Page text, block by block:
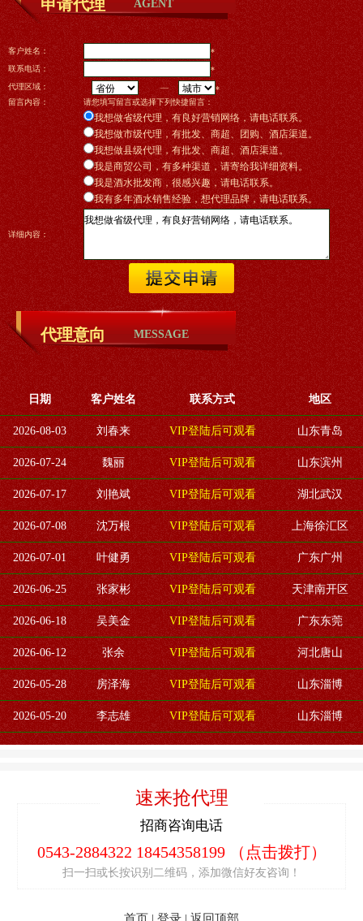
申请代理 AGENT
客户姓名：
*
联系电话：
*
代理区域：
—
*
留言内容：
请您填写留言或选择下列快捷留言：
我想做省级代理，有良好营销网络，请电话联系。
我想做市级代理，有批发、商超、团购、酒店渠道。
我想做县级代理，有批发、商超、酒店渠道。
我是商贸公司，有多种渠道，请寄给我详细资料。
我是酒水批发商，很感兴趣，请电话联系。
我有多年酒水销售经验，想代理品牌，请电话联系。
详细内容：
代理意向 MESSAGE
日期 客户姓名 联系方式 地区
2026-08-03 刘春来 VIP登陆后可观看 山东青岛
2026-07-24 魏丽 VIP登陆后可观看 山东滨州
2026-07-17 刘艳斌 VIP登陆后可观看 湖北武汉
2026-07-08 沈万根 VIP登陆后可观看 上海徐汇区
2026-07-01 叶健勇 VIP登陆后可观看 广东广州
2026-06-25 张家彬 VIP登陆后可观看 天津南开区
2026-06-18 吴美金 VIP登陆后可观看 广东东莞
2026-06-12 张余 VIP登陆后可观看 河北唐山
2026-05-28 房泽海 VIP登陆后可观看 山东淄博
2026-05-20 李志雄 VIP登陆后可观看 山东淄博
速来抢代理
招商咨询电话
0543-2884322 18454358199（点击拨打）
扫一扫或长按识别二维码，添加微信好友咨询！